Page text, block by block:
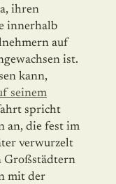
ihren
innerhalb
auf
ist.
kann,
seinem
spricht
an, die fest im
verwurzelt
Großstädtern
mit der